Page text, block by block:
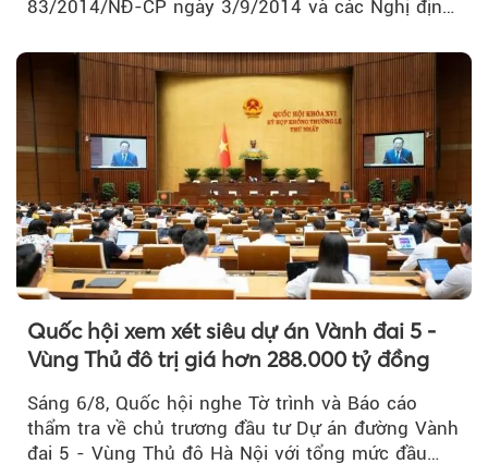
83/2014/NĐ-CP ngày 3/9/2014 và các Nghị định
Quốc hội xem xét siêu dự án Vành đai 5 -
Vùng Thủ đô trị giá hơn 288.000 tỷ đồng
Sáng 6/8, Quốc hội nghe Tờ trình và Báo cáo
thẩm tra về chủ trương đầu tư Dự án đường Vành
đai 5 - Vùng Thủ đô Hà Nội với tổng mức đầu